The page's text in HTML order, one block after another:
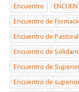
Encuentro
Encuentro de
Encuentro de
Encuentro de
Encuentro de
Encuentro de